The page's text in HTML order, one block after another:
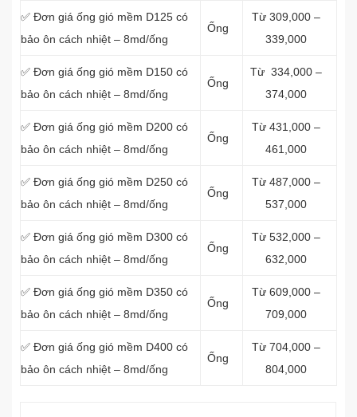
✅ Đơn giá ống gió mềm D125 có
bảo ôn cách nhiệt – 8md/ống
Ống
Từ 309,000 –
339,000
✅ Đơn giá ống gió mềm D150 có
bảo ôn cách nhiệt – 8md/ống
Ống
Từ 334,000 –
374,000
✅ Đơn giá ống gió mềm D200 có
bảo ôn cách nhiệt – 8md/ống
Ống
Từ 431,000 –
461,000
✅ Đơn giá ống gió mềm D250 có
bảo ôn cách nhiệt – 8md/ống
Ống
Từ 487,000 –
537,000
✅ Đơn giá ống gió mềm D300 có
bảo ôn cách nhiệt – 8md/ống
Ống
Từ 532,000 –
632,000
✅ Đơn giá ống gió mềm D350 có
bảo ôn cách nhiệt – 8md/ống
Ống
Từ 609,000 –
709,000
✅ Đơn giá ống gió mềm D400 có
bảo ôn cách nhiệt – 8md/ống
Ống
Từ 704,000 –
804,000